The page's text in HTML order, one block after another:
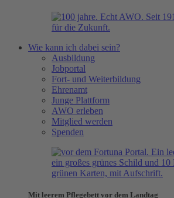
Wie kann ich dabei sein?
Ausbildung
Jobportal
Fort- und Weiterbildung
Ehrenamt
Junge Plattform
AWO erleben
Mitglied werden
Spenden
Mit leerem Pflegebett vor dem Landtag